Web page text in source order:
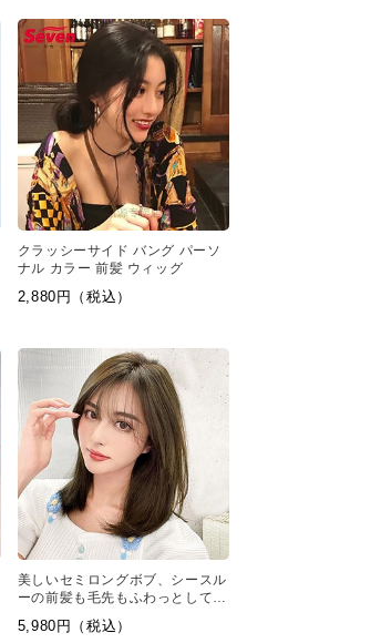
クラッシーサイド バング パーソ
ナル カラー 前髪 ウィッグ
2,880円（税込）
美しいセミロングボブ、シースル
ーの前髪も毛先もふわっとしてい
て可愛いので、ガーリーなお洋服
に合わせやすそう
5,980円（税込）